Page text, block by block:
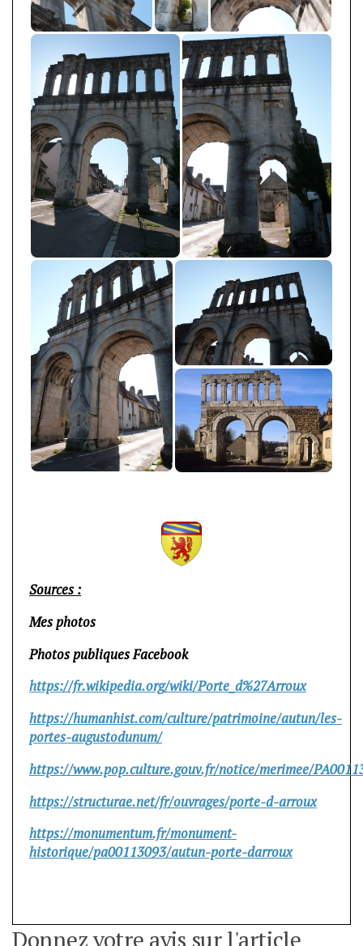
Sources :
Mes photos
Photos publiques Facebook
https://fr.wikipedia.org/wiki/Porte_d%27Arroux
https://humanhist.com/culture/patrimoine/autun/les-
portes-augustodunum/
https://www.pop.culture.gouv.fr/notice/merimee/
https://structurae.net/fr/ouvrages/porte-d-arroux
https://monumentum.fr/monument-
historique/pa00113093/autun-porte-darroux
Donnez votre avis sur l'article